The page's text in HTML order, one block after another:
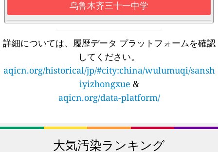
乌鲁木齐三十一中学
詳細については、履歴データ プラットフォームを確認
してください。
aqicn.org/historical/jp/#city:china/wulumuqi/sansh
iyizhongxue &
aqicn.org/data-platform/
大気汚染ランキング